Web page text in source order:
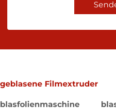
geblasene Filmextruder
blasfolienmaschine